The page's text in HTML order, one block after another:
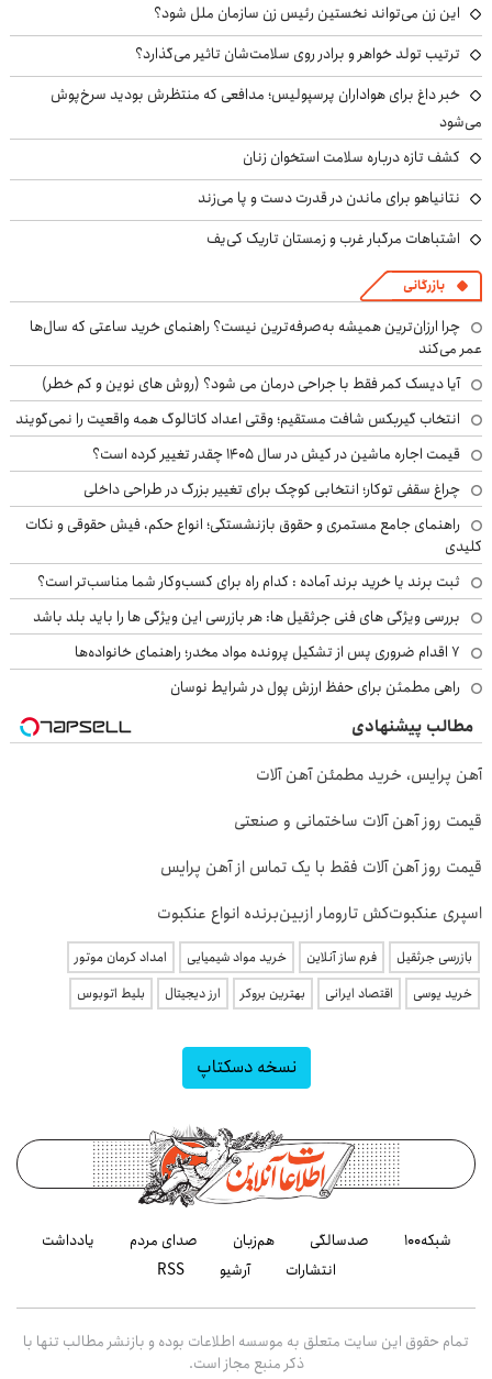
این زن می‌تواند نخستین رئیس زن سازمان ملل شود؟
ترتیب تولد خواهر و برادر روی سلامت‌شان تاثیر می‌گذارد؟
خبر داغ برای هواداران پرسپولیس؛ مدافعی که منتظرش بودید سرخ‌پوش
می‌شود
کشف تازه درباره سلامت استخوان زنان
نتانیاهو برای ماندن در قدرت دست و پا می‌زند
اشتباهات مرگبار غرب و زمستان تاریک کی‌یف
بازرگانی
چرا ارزان‌ترین همیشه به‌صرفه‌ترین نیست؟ راهنمای خرید ساعتی که سال‌ها
عمر می‌کند
آیا دیسک کمر فقط با جراحی درمان می شود؟ (روش های نوین و کم خطر)
انتخاب گیربکس شافت مستقیم؛ وقتی اعداد کاتالوگ همه واقعیت را نمی‌گویند
قیمت اجاره ماشین در کیش در سال ۱۴۰۵ چقدر تغییر کرده است؟
چراغ سقفی توکار؛ انتخابی کوچک برای تغییر بزرگ در طراحی داخلی
راهنمای جامع مستمری و حقوق بازنشستگی؛ انواع حکم، فیش حقوقی و نکات
کلیدی
ثبت برند یا خرید برند آماده : کدام راه برای کسب‌وکار شما مناسب‌تر است؟
بررسی ویژگی های فنی جرثقیل ها: هر بازرسی این ویژگی ها را باید بلد باشد
۷ اقدام ضروری پس از تشکیل پرونده مواد مخدر؛ راهنمای خانواده‌ها
راهی مطمئن برای حفظ ارزش پول در شرایط نوسان
مطالب پیشنهادی
آهن پرایس، خرید مطمئن آهن آلات
قیمت روز آهن آلات ساختمانی و صنعتی
قیمت روز آهن آلات فقط با یک تماس از آهن پرایس
اسپری عنکبوت‌‌کش تارومار ازبین‌برنده انواع عنکبوت
بازرسی جرثقیل فرم ساز آنلاین خرید مواد شیمیایی
امداد کرمان موتور
خرید یوسی
اقتصاد ایرانی بهترین بروکر ارز دیجیتال بلیط اتوبوس
نسخه دسکتاپ
شبکه۱۰۰ صدسالگی هم‌زبان صدای مردم
یادداشت
انتشارات
آرشیو RSS
تمام حقوق این سایت متعلق به موسسه اطلاعات بوده و بازنشر مطالب تنها با
ذکر منبع مجاز است.